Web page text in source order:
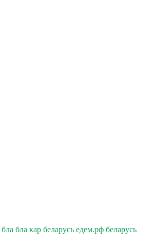
бла кар беларусь едем.рф беларусь